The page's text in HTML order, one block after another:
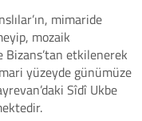
mimaride
mozaik
Bizans’tan etkilenerek
yüzeyde günümüze
Sîdî Ukbe